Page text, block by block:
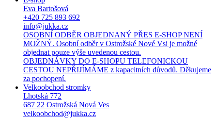
Eva Bartošová
+420 725 893 692
info@jukka.cz
OSOBNÍ ODBĚR OBJEDNANÝ PŘES E-SHOP NENÍ
MOŽNÝ. Osobní odběr v Ostrožské Nové Vsi je možné
objednat pouze výše uvedenou cestou.
OBJEDNÁVKY DO E-SHOPU TELEFONICKOU
CESTOU NEPŘIJÍMÁME z kapacitních důvodů. Děkujeme
za pochopení.
Velkoobchod stromky
Lhotská 772
687 22 Ostrožská Nová Ves
velkoobchod@jukka.cz